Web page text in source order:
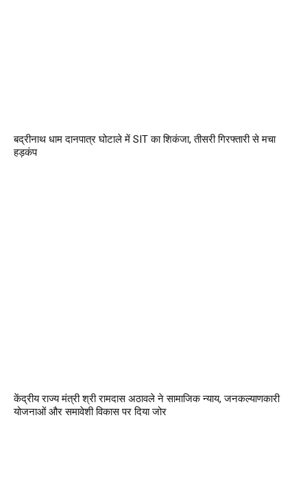
बद्रीनाथ धाम दानपात्र घोटाले में SIT का शिकंजा, तीसरी गिरफ्तारी से मचा
हड़कंप
केंद्रीय राज्य मंत्री श्री रामदास अठावले ने सामाजिक न्याय, जनकल्याणकारी
योजनाओं और समावेशी विकास पर दिया जोर